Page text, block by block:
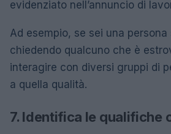
evidenziato nell’annuncio di
Ad esempio, se sei una
chiedendo qualcuno che è
interagire con diversi gruppi di
a quella qualità.
7. Identifica le qualifiche